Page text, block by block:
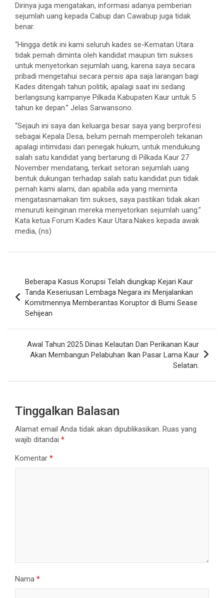
Dirinya juga mengatakan, informasi adanya pemberian
sejumlah uang kepada Cabup dan Cawabup juga tidak
benar.
“Hingga detik ini kami seluruh kades se-Kematan Utara
tidak pernah diminta oleh kandidat maupun tim sukses
untuk menyetorkan sejumlah uang, karena saya secara
pribadi mengetahui secara persis apa saja larangan bagi
Kades ditengah tahun politik, apalagi saat ini sedang
berlangsung kampanye Pilkada Kabupaten Kaur untuk 5
tahun ke depan.” Jelas Sarwansono.
“Sejauh ini saya dan keluarga besar saya yang berprofesi
sebagai Kepala Desa, belum pernah memperoleh tekanan
apalagi intimidasi dari penegak hukum, untuk mendukung
salah satu kandidat yang bertarung di Pilkada Kaur 27
November mendatang, terkait setoran sejumlah uang
bentuk dukungan terhadap salah satu kandidat pun tidak
pernah kami alami, dan apabila ada yang meminta
mengatasnamakan tim sukses, saya pastikan tidak akan
menuruti keinginan mereka menyetorkan sejumlah uang.”
Kata ketua Forum Kades Kaur Utara.Nakes kepada awak
media, (ns)
pos
Beberapa Kasus Korupsi Telah diungkap Kejari Kaur
Tanda Keseriusan Lembaga Negara ini Menjalankan
Komitmennya Memberantas Koruptor di Bumi Sease
Sehijean
Awal Tahun 2025 Dinas Kelautan Dan Perikanan Kaur
Akan Membangun Pelabuhan Ikan Pasar Lama Kaur
Selatan.
Tinggalkan Balasan
Alamat email Anda tidak akan dipublikasikan. Ruas yang
wajib ditandai *
Komentar *
Nama *